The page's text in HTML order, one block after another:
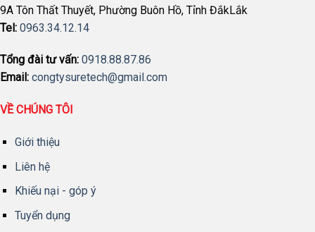
9A Tôn Thất Thuyết, Phường Buôn Hồ, Tỉnh ĐắkLắk
Tel: 0963.34.12.14
Tổng đài tư vấn: 0918.88.87.86
Email: congtysuretech@gmail.com
VỀ CHÚNG TÔI
Giới thiệu
Liên hệ
Khiếu nại - góp ý
Tuyển dụng